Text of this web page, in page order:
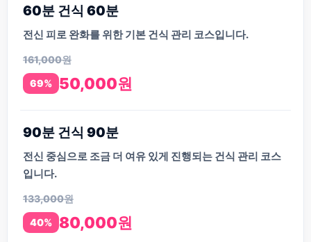
60분 건식 60분
전신 피로 완화를 위한 기본 건식 관리 코스입니다.
161,000원
69%
50,000원
90분 건식 90분
전신 중심으로 조금 더 여유 있게 진행되는 건식 관리 코스
입니다.
133,000원
40%
80,000원